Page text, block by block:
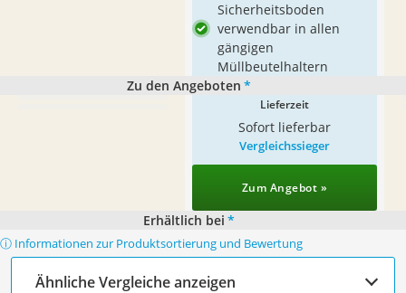
Sicherheitsboden
verwendbar in allen
gängigen
Müllbeutelhaltern
Zu den Angeboten *
Lieferzeit
Sofort lieferbar
Vergleichssieger
Zum Angebot »
Erhältlich bei *
ⓘ Informationen zur Produktsortierung und Bewertung
Ähnliche Vergleiche anzeigen